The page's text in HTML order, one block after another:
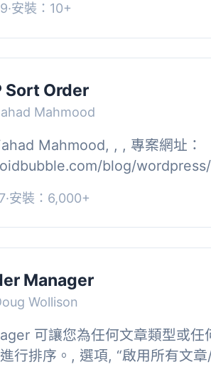
·安裝：10+
Sort Order
Mahmood
Mahmood, , , 專案網址：
blog/
·安裝：6,000+
Manager
Wollison
可讓您為任何文章類型或任
行排序。, 選項, “啟用所有文